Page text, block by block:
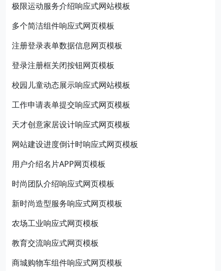
极限运动服务介绍响应式网站模板
多个简洁组件响应式网页模板
注册登录表单数据信息网页模板
登录注册框关闭按钮网页模板
校园儿童动态展示响应式网站模板
工作申请表单提交响应式网页模板
天才创意家居设计响应式网页模板
网站建设进度倒计时响应式网页模板
用户介绍名片APP网页模板
时尚团队介绍响应式网页模板
新时尚造型服务响应式网页模板
农场工业响应式网页模板
教育交流响应式网页模板
商城购物车组件响应式网页模板